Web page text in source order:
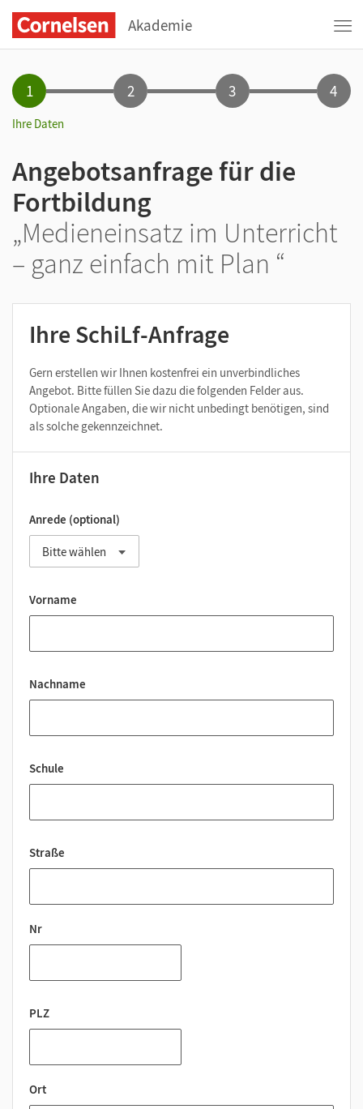
Akademie
1 2 3 4
Ihre Daten
Angebotsanfrage für die
Fortbildung
„Medieneinsatz im Unterricht
– ganz einfach mit Plan “
Ihre SchiLf-Anfrage
Gern erstellen wir Ihnen kostenfrei ein unverbindliches
Angebot. Bitte füllen Sie dazu die folgenden Felder aus.
Optionale Angaben, die wir nicht unbedingt benötigen, sind
als solche gekennzeichnet.
Ihre Daten
Anrede (optional)
Vorname
Nachname
Schule
Straße
Nr
PLZ
Ort